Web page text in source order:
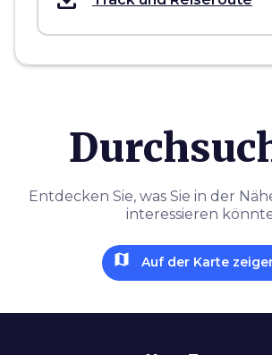
Entdecken Sie, was Sie in der
interessieren
map Auf der Karte